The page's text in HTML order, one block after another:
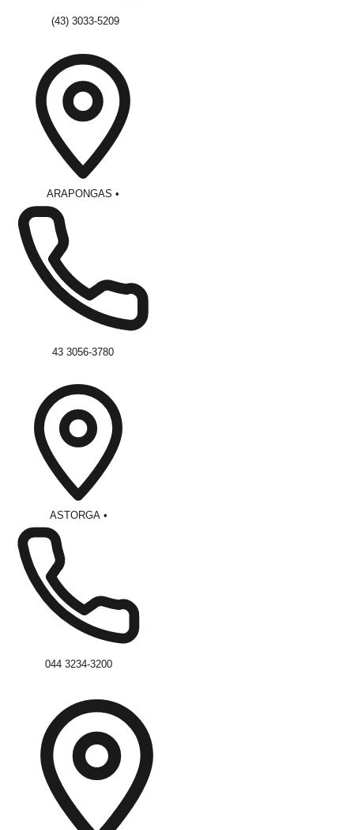
(43) 3033-5209
ARAPONGAS •
43 3056-3780
ASTORGA •
044 3234-3200